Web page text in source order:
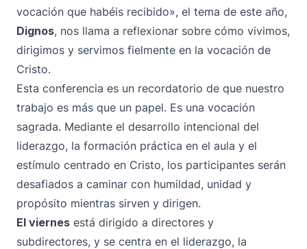
vocación que habéis recibido», el tema de este año,
Dignos, nos llama a reflexionar sobre cómo vivimos,
dirigimos y servimos fielmente en la vocación de
Cristo.
Esta conferencia es un recordatorio de que nuestro
trabajo es más que un papel. Es una vocación
sagrada. Mediante el desarrollo intencional del
liderazgo, la formación práctica en el aula y el
estímulo centrado en Cristo, los participantes serán
desafiados a caminar con humildad, unidad y
propósito mientras sirven y dirigen.
El viernes está dirigido a directores y
subdirectores, y se centra en el liderazgo, la